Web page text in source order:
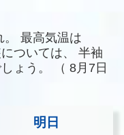
最高気温は
ついては、
半袖
ょう。
（ 8月7日
明日